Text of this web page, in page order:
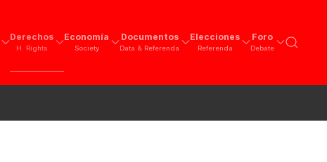
Derechos
H. Rights
Economía
Society
Documentos
Data & Referenda
Elecciones
Referenda
Foro
Debate